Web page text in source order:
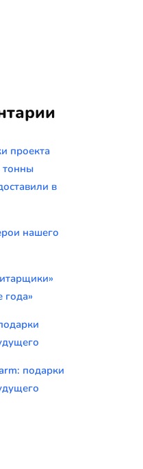
проекта
тонны
в
нашего
года»
подарки